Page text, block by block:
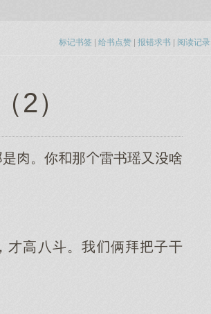
标记书签 | 给书点赞 | 报错求书 | 阅读记录
2）
是。你那雷书瑶又啥
才高八斗。我俩拜子干